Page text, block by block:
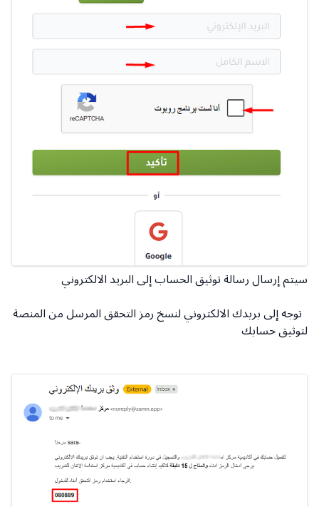
سيتم إرسال رسالة توثيق الحساب إلى البريد الالكتروني
توجه إلى بريدك الالكتروني لنسخ رمز التحقق المرسل من المنصة
لتوثيق حسابك